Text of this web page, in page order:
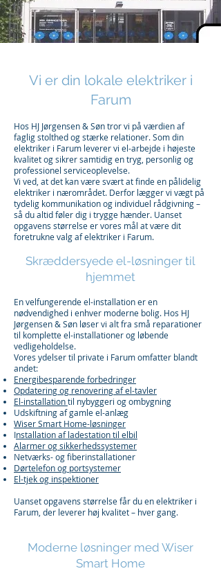
Vi er din lokale elektriker i
Farum
Hos HJ Jørgensen & Søn tror vi på værdien af
faglig stolthed og stærke relationer. Som din
elektriker i Farum leverer vi el-arbejde i højeste
kvalitet og sikrer samtidig en tryg, personlig og
professionel serviceoplevelse.
Vi ved, at det kan være svært at finde en pålidelig
elektriker i nærområdet. Derfor lægger vi vægt på
tydelig kommunikation og individuel rådgivning –
så du altid føler dig i trygge hænder. Uanset
opgavens størrelse er vores mål at være dit
foretrukne valg af elektriker i Farum.
Skræddersyede el-løsninger til
hjemmet
En velfungerende el-installation er en
nødvendighed i enhver moderne bolig. Hos HJ
Jørgensen & Søn løser vi alt fra små reparationer
til komplette el-installationer og løbende
vedligeholdelse.
Vores ydelser til private i Farum omfatter blandt
andet:
Energibesparende forbedringer
Opdatering og renovering af el-tavler
El-installationtil nybyggeri og ombygning
Udskiftning af gamle el-anlæg
Wiser Smart Home-løsninger
Installation af ladestation til elbil
Alarmer og sikkerhedssystemer
Netværks- og fiberinstallationer
Dørtelefon og portsystemer
El-tjek og inspektioner
Uanset opgavens størrelse får du en elektriker i
Farum, der leverer høj kvalitet – hver gang.​
Moderne løsninger med Wiser
Smart Home